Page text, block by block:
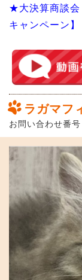
★大決算商談会
キャンペーン】
ラガマフ
お問い合わせ番